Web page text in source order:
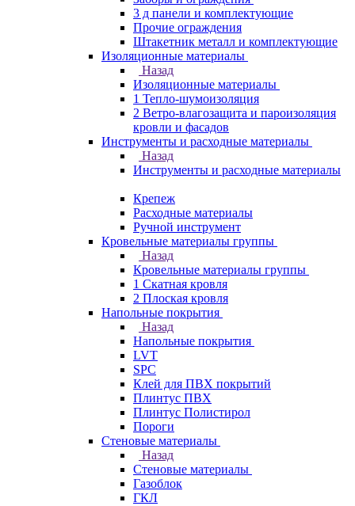
3 д панели и комплектующие
Прочие ограждения
Штакетник металл и комплектующие
Изоляционные материалы
Назад
Изоляционные материалы
1 Тепло-шумоизоляция
2 Ветро-влагозащита и пароизоляция
кровли и фасадов
Инструменты и расходные материалы
Назад
Инструменты и расходные материалы
Крепеж
Расходные материалы
Ручной инструмент
Кровельные материалы группы
Назад
Кровельные материалы группы
1 Скатная кровля
2 Плоская кровля
Напольные покрытия
Назад
Напольные покрытия
LVT
SPC
Клей для ПВХ покрытий
Плинтус ПВХ
Плинтус Полистирол
Пороги
Стеновые материалы
Назад
Стеновые материалы
Газоблок
ГКЛ